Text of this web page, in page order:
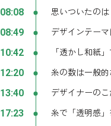
08:08 思いついたのは
08:49 デザインテー
10:42 「透かし和紙
12:20 糸の数は一般
13:40 デザイナーの
17:23 糸で「透明感